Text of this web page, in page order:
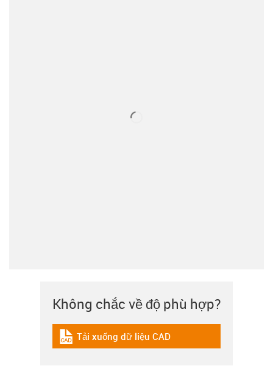
Không chắc về độ phù hợp?
igus-icon-cad-dateien
Tải xuống dữ liệu CAD